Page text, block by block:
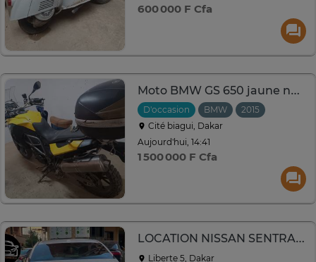
600 000 F Cfa
Moto BMW GS 650 jaune noir avec top case polyvalente
D'occasion BMW
2015
Cité biagui, Dakar
Aujourd'hui, 14:41
1 500 000 F Cfa
LOCATION NISSAN SENTRA 2021
Liberte 5, Dakar